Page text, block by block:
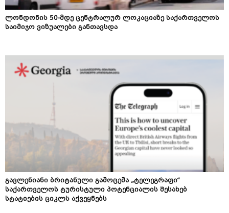
ლონდონის 50-მდე ცენტრალურ ლოკაციაზე საქართველოს
საიმიჯო ვიზუალები განთავსდა
გავლენიანი ბრიტანული გამოცემა „ტელეგრაფი“
საქართველოს ტურისტული პოტენციალის შესახებ
სტატიების ციკლს აქვეყნებს